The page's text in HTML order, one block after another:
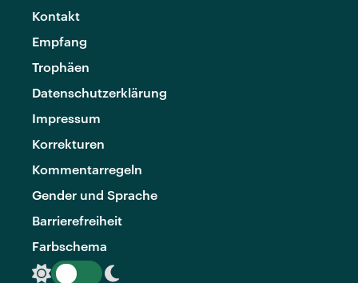
Kontakt
Empfang
Trophäen
Datenschutzerklärung
Impressum
Korrekturen
Kommentarregeln
Gender und Sprache
Barrierefreiheit
Farbschema